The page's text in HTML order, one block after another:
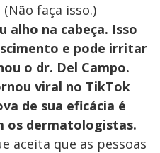
faça isso.)
alho na cabeça. Isso
e pode irritar
o dr. Del Campo.
viral no TikTok
de sua eficácia é
os dermatologistas.
aceita que as pessoas